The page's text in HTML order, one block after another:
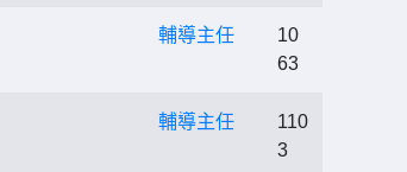
輔導主任
10
63
輔導主任
110
3